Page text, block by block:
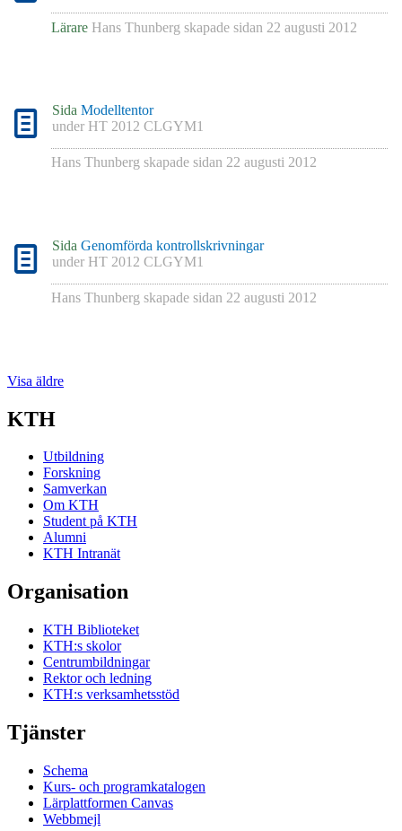
Lärare Hans Thunberg skapade sidan 22 augusti 2012
Sida Modelltentor
under HT 2012 CLGYM1
Hans Thunberg skapade sidan 22 augusti 2012
Sida Genomförda kontrollskrivningar
under HT 2012 CLGYM1
Hans Thunberg skapade sidan 22 augusti 2012
Visa äldre
KTH
Utbildning
Forskning
Samverkan
Om KTH
Student på KTH
Alumni
KTH Intranät
Organisation
KTH Biblioteket
KTH:s skolor
Centrumbildningar
Rektor och ledning
KTH:s verksamhetsstöd
Tjänster
Schema
Kurs- och programkatalogen
Lärplattformen Canvas
Webbmejl